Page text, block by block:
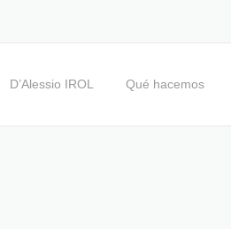
D’Alessio IROL Qué hacemos